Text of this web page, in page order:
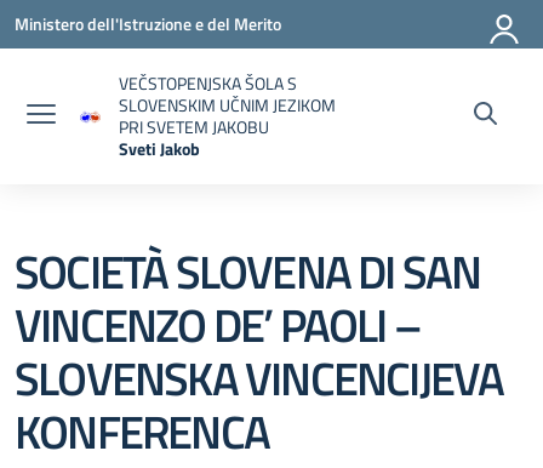
Vai ai contenuti
Vai al menu di navigazione
Vai al footer
Ministero dell'Istruzione e del Merito
VEČSTOPENJSKA ŠOLA S
SLOVENSKIM UČNIM JEZIKOM
PRI SVETEM JAKOBU
Sveti Jakob
SOCIETÀ SLOVENA DI SAN
VINCENZO DE’ PAOLI –
SLOVENSKA VINCENCIJEVA
KONFERENCA